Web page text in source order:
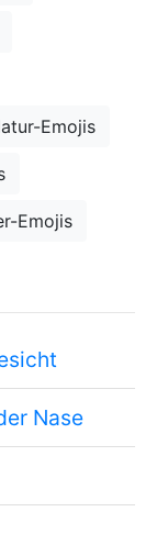
Emojis
Emojis
Nase